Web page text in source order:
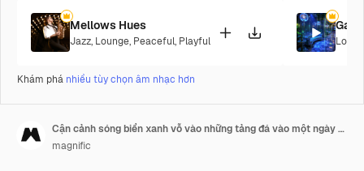
Mellows Hues
Jazz, Lounge, Peaceful, Playful
Khám phá nhiều tùy chọn âm nhạc hơn
Cận cảnh sóng biển xanh vỗ vào những tảng đá vào một ngày nắng
magnific